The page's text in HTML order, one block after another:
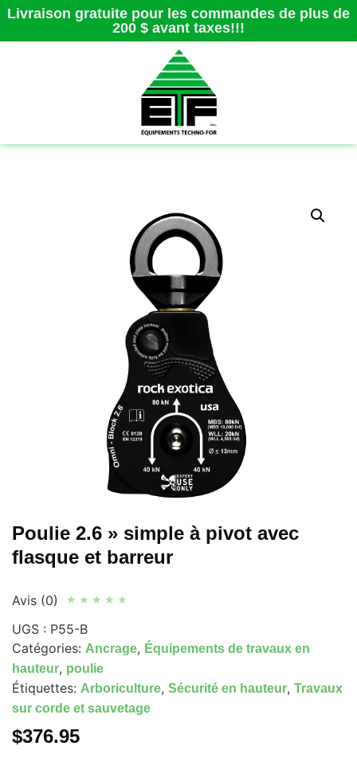
Livraison gratuite pour les commandes de plus de
200 $ avant taxes!!!
Poulie 2.6 » simple à pivot avec
flasque et barreur
Avis (0) ★ ★ ★ ★ ★
UGS : P55-B
Catégories: Ancrage, Équipements de travaux en
hauteur, poulie
Étiquettes: Arboriculture, Sécurité en hauteur, Travaux
sur corde et sauvetage
$376.95